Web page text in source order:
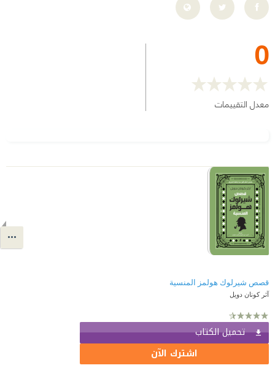
0
معدل التقييمات
قصص شيرلوك هولمز المنسية
آثر كونان دويل
تحميل الكتاب
اشترك الآن